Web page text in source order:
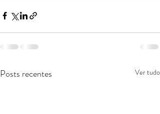
Posts recentes Ver tudo